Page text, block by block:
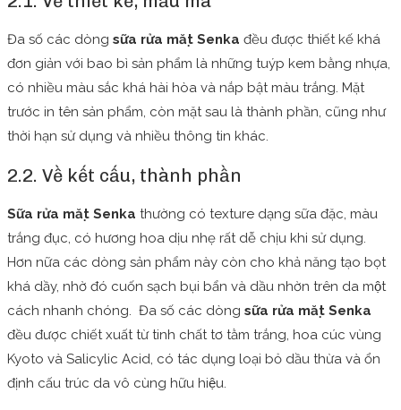
Đa số các dòng sữa rửa mặt Senka đều được thiết kế khá
đơn giản với bao bì sản phẩm là những tuýp kem bằng nhựa,
có nhiều màu sắc khá hài hòa và nắp bật màu trắng. Mặt
trước in tên sản phẩm, còn mặt sau là thành phần, cũng như
thời hạn sử dụng và nhiều thông tin khác.
2.2. Về kết cấu, thành phần
Sữa rửa mặt Senka thường có texture dạng sữa đặc, màu
trắng đục, có hương hoa dịu nhẹ rất dễ chịu khi sử dụng.
Hơn nữa các dòng sản phẩm này còn cho khả năng tạo bọt
khá dầy, nhờ đó cuốn sạch bụi bẩn và dầu nhờn trên da một
cách nhanh chóng. Đa số các dòng sữa rửa mặt Senka
đều được chiết xuất từ tinh chất tơ tằm trắng, hoa cúc vùng
Kyoto và Salicylic Acid, có tác dụng loại bỏ dầu thừa và ổn
định cấu trúc da vô cùng hữu hiệu.